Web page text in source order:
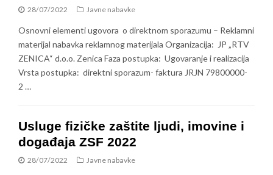
28/07/2022 Javne nabavke
Osnovni elementi ugovora o direktnom sporazumu – Reklamni
materijal nabavka reklamnog materijala Organizacija: JP „RTV
ZENICA“ d.o.o. Zenica Faza postupka: Ugovaranje i realizacija
Vrsta postupka: direktni sporazum- faktura JRJN 79800000-
2 …
Usluge fizičke zaštite ljudi, imovine i
događaja ZSF 2022
28/07/2022 Javne nabavke